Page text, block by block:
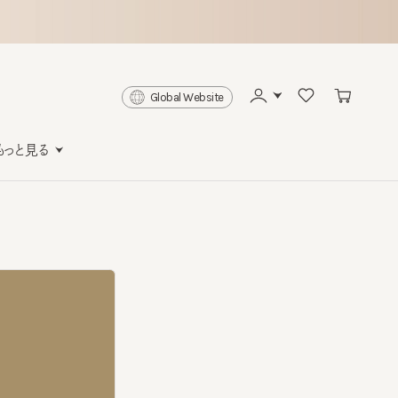
Global Website
る